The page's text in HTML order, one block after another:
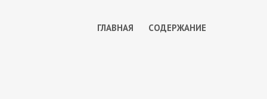
ГЛАВНАЯ СОДЕРЖАНИЕ